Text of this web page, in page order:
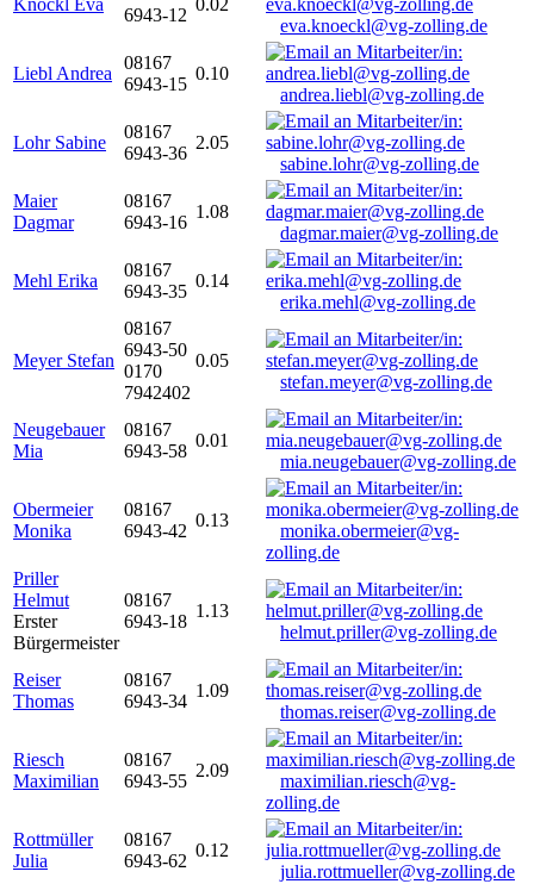
Knöckl Eva
6943-12
0.02
eva.knoeckl@vg-zolling.de
Liebl Andrea
08167
6943-15
0.10
andrea.liebl@vg-zolling.de
Lohr Sabine
08167
6943-36
2.05
sabine.lohr@vg-zolling.de
Maier
Dagmar
08167
6943-16
1.08
dagmar.maier@vg-zolling.de
Mehl Erika
08167
6943-35
0.14
erika.mehl@vg-zolling.de
Meyer Stefan
08167
6943-50
0170
7942402
0.05
stefan.meyer@vg-zolling.de
Neugebauer
Mia
08167
6943-58
0.01
mia.neugebauer@vg-zolling.de
Obermeier
Monika
08167
6943-42
0.13
monika.obermeier@vg-
zolling.de
Priller
Helmut
Erster
Bürgermeister
08167
6943-18
1.13
helmut.priller@vg-zolling.de
Reiser
Thomas
08167
6943-34
1.09
thomas.reiser@vg-zolling.de
Riesch
Maximilian
08167
6943-55
2.09
maximilian.riesch@vg-
zolling.de
Rottmüller
Julia
08167
6943-62
0.12
julia.rottmueller@vg-zolling.de